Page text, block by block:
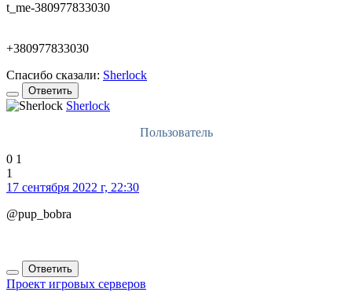
t_me-380977833030
+380977833030
Спасибо сказали: Sherlock
Ответить
Sherlock
Пользователь
0 1
1
17 сентября 2022 г, 22:30
@pup_bobra
Ответить
Проект игровых серверов